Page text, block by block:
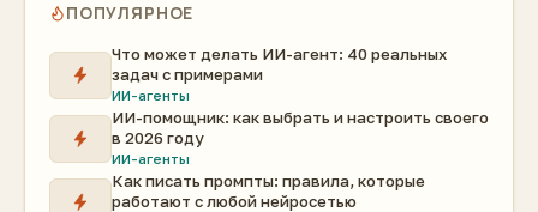
ПОПУЛЯРНОЕ
Что может делать ИИ-агент: 40 реальных
задач с примерами
ИИ-агенты
ИИ-помощник: как выбрать и настроить своего
в 2026 году
ИИ-агенты
Как писать промпты: правила, которые
работают с любой нейросетью